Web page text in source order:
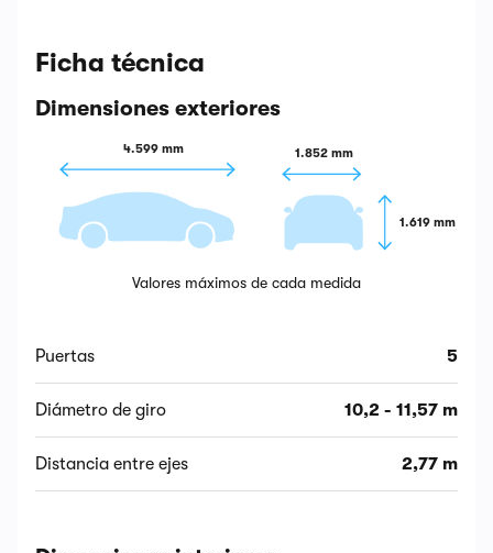
Ficha técnica
Dimensiones exteriores
4.599 mm 1.852 mm
1.619 mm
Valores máximos de cada medida
Puertas 5
Diámetro de giro 10,2 - 11,57 m
Distancia entre ejes 2,77 m